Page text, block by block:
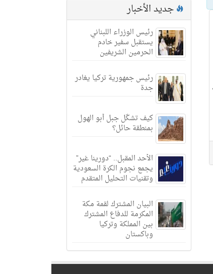
جديد الأخبار
رئيس الوزراء اللبناني
يستقبل سفير خادم
الحرمين الشريفين
رئيس جمهورية تركيا يغادر
جدة
كيف تشكّل جبل أبو الهول
بمنطقة حائل؟
الأحد المقبل.. “دورينا غير”
يجمع نجوم الكرة السعودية
وتقنيات التحليل المتقدم
البيان المشترك لقمة مكة
المكرمة للدفاع المشترك
بين المملكة وتركيا
وباكستان